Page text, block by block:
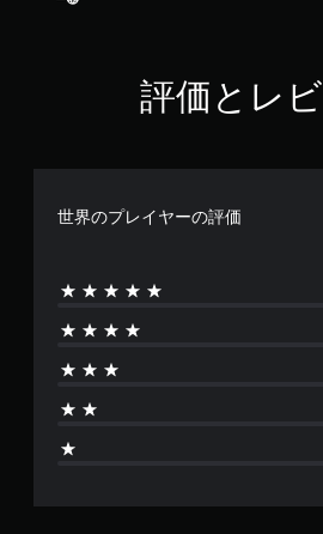
評価とレ
世界のプレイヤーの評価